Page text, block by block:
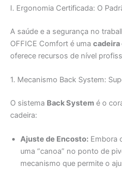
I. Ergonomia Certificada: O
A saúde e a segurança no
OFFICE Comfort é uma
oferece recursos de nível
1. Mecanismo Back System:
O sistema Back System é o
cadeira:
Ajuste de Encosto: Embora
uma “canoa” no ponto de
mecanismo que permite o